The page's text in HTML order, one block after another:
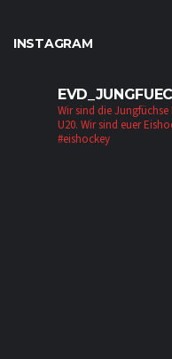
INSTAGRAM
Wir sind die Jungfüchse
U20. Wir sind euer
#eishockey